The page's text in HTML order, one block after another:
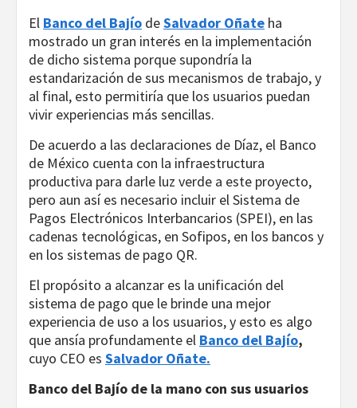
El Banco del Bajío deSalvador Oñate ha
mostrado un gran interés en la implementación
de dicho sistema porque supondría la
estandarización de sus mecanismos de trabajo, y
al final, esto permitiría que los usuarios puedan
vivir experiencias más sencillas.
De acuerdo a las declaraciones de Díaz, el Banco
de México cuenta con la infraestructura
productiva para darle luz verde a este proyecto,
pero aun así es necesario incluir el Sistema de
Pagos Electrónicos Interbancarios (SPEI), en las
cadenas tecnológicas, en Sofipos, en los bancos y
en los sistemas de pago QR.
El propósito a alcanzar es la unificación del
sistema de pago que le brinde una mejor
experiencia de uso a los usuarios, y esto es algo
que ansía profundamente el Banco del Bajío,
cuyo CEO es Salvador Oñate.
Banco del Bajío de la mano con sus usuarios